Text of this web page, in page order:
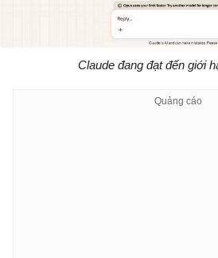
Claude đang đạt đến giới